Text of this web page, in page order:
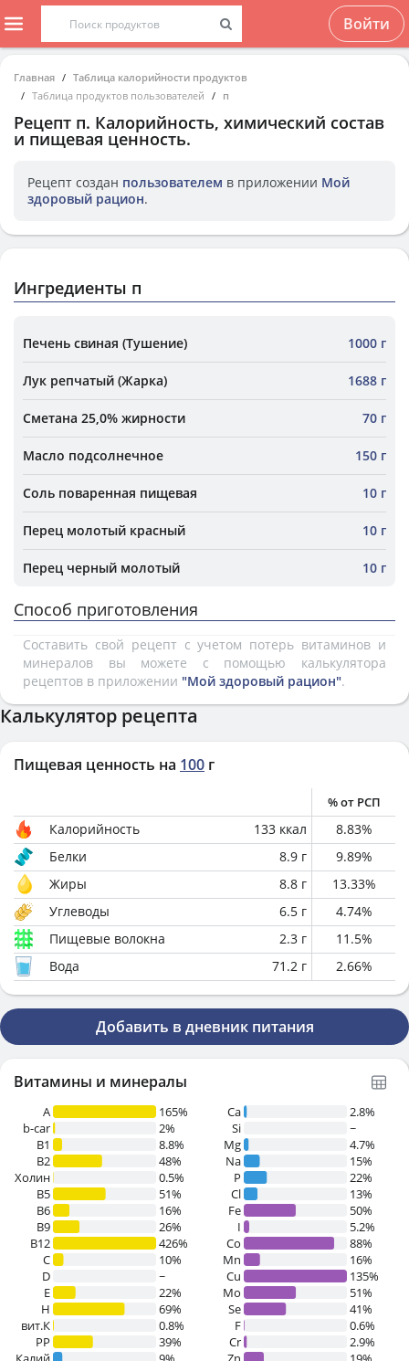
Войти
Главная
Таблица калорийности продуктов
Таблица продуктов пользователей
п
Рецепт п. Калорийность, химический состав
и пищевая ценность.
Рецепт создан пользователем в приложении Мой
здоровый рацион.
Ингредиенты п
Печень свиная (Тушение) 1000 г
Лук репчатый (Жарка) 1688 г
Сметана 25,0% жирности 70 г
Масло подсолнечное 150 г
Соль поваренная пищевая 10 г
Перец молотый красный 10 г
Перец черный молотый 10 г
Способ приготовления
Составить свой рецепт с учетом потерь витаминов и
минералов вы можете с помощью калькулятора
рецептов в приложении "Мой здоровый рацион".
Калькулятор рецепта
Пищевая ценность на 100 г
% от РСП
Калорийность 133 ккал 8.83%
Белки
8.9 г 9.89%
Жиры
8.8 г 13.33%
Углеводы
6.5 г 4.74%
Пищевые волокна
2.3 г 11.5%
Вода
71.2 г 2.66%
Добавить в дневник питания
Витамины и минералы
A
165%
b-car
2%
В1
8.8%
B2
48%
Холин
0.5%
B5
51%
B6
16%
B9
26%
B12
426%
C
10%
D
~
E
22%
H
69%
вит.К
0.8%
PP
39%
Ca
2.8%
Si
~
Mg
4.7%
Na
15%
P
22%
Cl
13%
Fe
50%
I
5.2%
Co
88%
Mn
16%
Cu
135%
Mo
51%
Se
41%
F
0.6%
Cr
2.9%